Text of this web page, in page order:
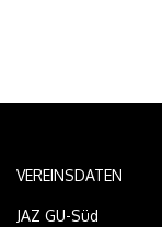
VEREINSDATEN
JAZ GU-Süd